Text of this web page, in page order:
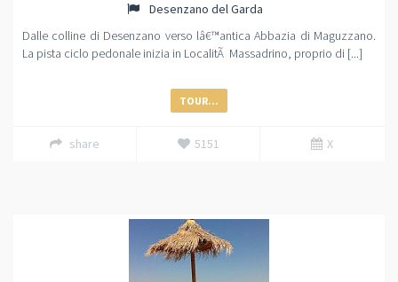
Desenzano del Garda
Dalle colline di Desenzano verso lâ€™antica Abbazia di Maguzzano.
La pista ciclo pedonale inizia in LocalitÃ Massadrino, proprio di [...]
TOUR...
share 5151 X